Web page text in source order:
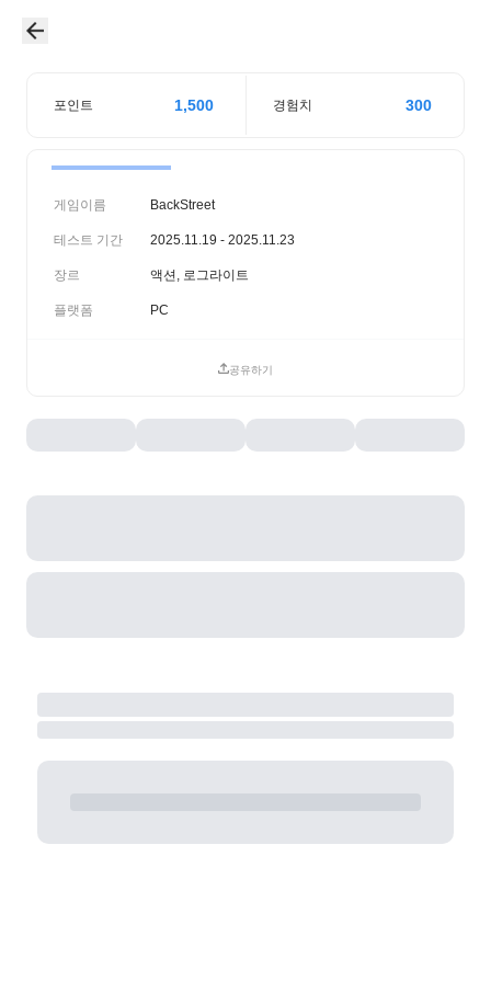
포인트 1,500 경험치 300
게임이름 BackStreet
테스트 기간 2025.11.19 - 2025.11.23
장르 액션, 로그라이트
플랫폼 PC
공유하기